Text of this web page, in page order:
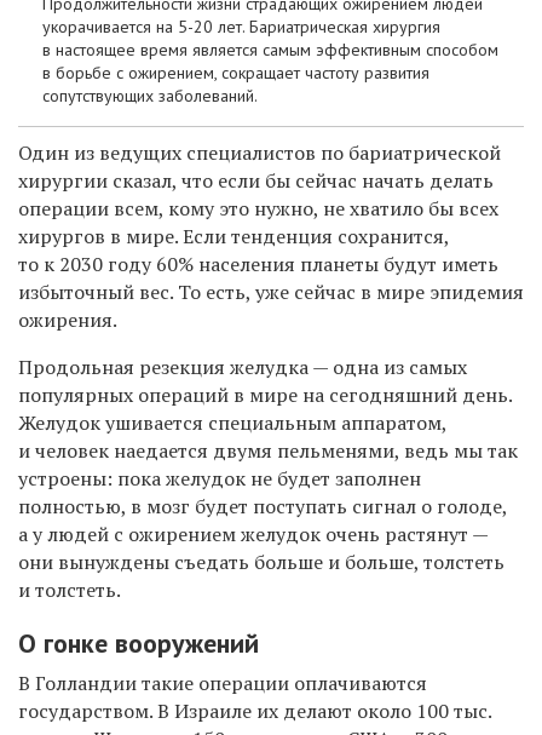
укорачивается на 5-20 лет. Бариатрическая хирургия
в настоящее время является самым эффективным способом
в борьбе с ожирением, сокращает частоту развития
сопутствующих заболеваний.
Один из ведущих специалистов по бариатрической
хирургии сказал, что если бы сейчас начать делать
операции всем, кому это нужно, не хватило бы всех
хирургов в мире. Если тенденция сохранится,
то к 2030 году 60% населения планеты будут иметь
избыточный вес. То есть, уже сейчас в мире эпидемия
ожирения.
Продольная резекция желудка — одна из самых
популярных операций в мире на сегодняшний день.
Желудок ушивается специальным аппаратом,
и человек наедается двумя пельменями, ведь мы так
устроены: пока желудок не будет заполнен
полностью, в мозг будет поступать сигнал о голоде,
а у людей с ожирением желудок очень растянут —
они вынуждены съедать больше и больше, толстеть
и толстеть.
О гонке вооружений
В Голландии такие операции оплачиваются
государством. В Израиле их делают около 100 тыс.